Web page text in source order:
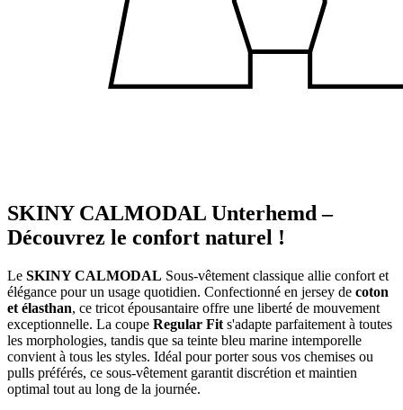
SKINY CALMODAL Unterhemd –
Découvrez le confort naturel !
Le SKINY CALMODAL Sous-vêtement classique allie confort et
élégance pour un usage quotidien. Confectionné en jersey de coton
et élasthan, ce tricot épousantaire offre une liberté de mouvement
exceptionnelle. La coupe Regular Fit s'adapte parfaitement à toutes
les morphologies, tandis que sa teinte bleu marine intemporelle
convient à tous les styles. Idéal pour porter sous vos chemises ou
pulls préférés, ce sous-vêtement garantit discrétion et maintien
optimal tout au long de la journée.